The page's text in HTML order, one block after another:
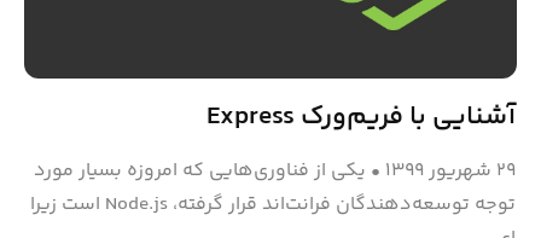
آشنایی با فریم‌ورک Express
۲۹ شهریور ۱۳۹۹ • یکی از فناوری‌هایی که امروزه بسیار مورد
توجه توسعه‌دهندگان فرانت‌اند قرار گرفته، Node.js است زیرا